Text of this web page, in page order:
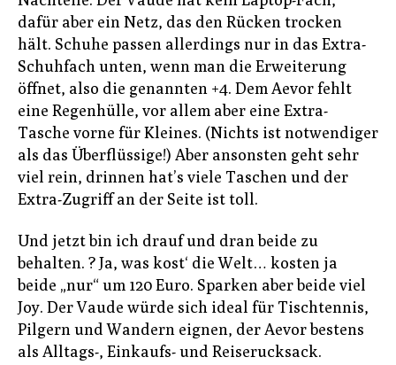
dafür aber ein Netz, das den Rücken trocken
hält. Schuhe passen allerdings nur in das Extra-
Schuhfach unten, wenn man die Erweiterung
öffnet, also die genannten +4. Dem Aevor fehlt
eine Regenhülle, vor allem aber eine Extra-
Tasche vorne für Kleines. (Nichts ist notwendiger
als das Überflüssige!) Aber ansonsten geht sehr
viel rein, drinnen hat’s viele Taschen und der
Extra-Zugriff an der Seite ist toll.
Und jetzt bin ich drauf und dran beide zu
behalten. ? Ja, was kost‘ die Welt… kosten ja
beide „nur“ um 120 Euro. Sparken aber beide viel
Joy. Der Vaude würde sich ideal für Tischtennis,
Pilgern und Wandern eignen, der Aevor bestens
als Alltags-, Einkaufs- und Reiserucksack.